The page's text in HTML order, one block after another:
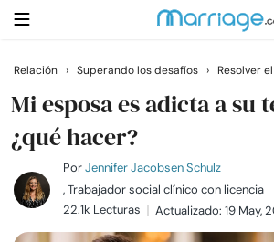
Buscar
Casarse
Relaciones
Relación › Superando los desafíos › Resolver
Mi esposa es adicta a su
¿qué hacer?
PorJennifer Jacobsen Schulz
, Trabajador social clínico con licencia
22.1k Lecturas
Actualizado: 19 May,